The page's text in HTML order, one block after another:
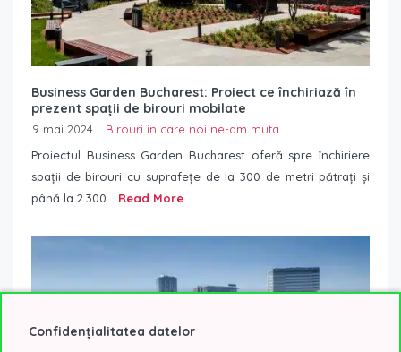
Business Garden Bucharest: Proiect ce închiriază în
prezent spații de birouri mobilate
9 mai 2024
Birouri in care noi ne-am muta
Proiectul Business Garden Bucharest oferă spre închiriere
spații de birouri cu suprafețe de la 300 de metri pătrați și
până la 2.300... Read More
Confidențialitatea datelor